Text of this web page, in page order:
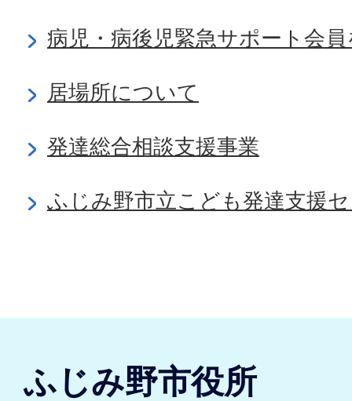
病児・病後児緊急サポート会
居場所について
発達総合相談支援事業
ふじみ野市立こども発達支援
ふじみ野市役所